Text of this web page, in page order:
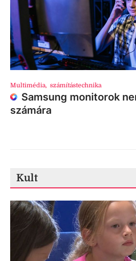
Multimédia, számítástechnika
Samsung monitorok
számára
Kult